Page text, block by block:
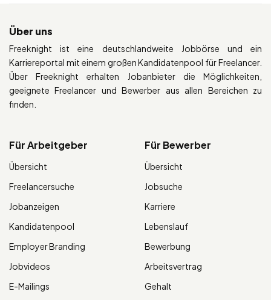
Über uns
Freeknight ist eine deutschlandweite Jobbörse und ein
Karriereportal mit einem großen Kandidatenpool für Freelancer.
Über Freeknight erhalten Jobanbieter die Möglichkeiten,
geeignete Freelancer und Bewerber aus allen Bereichen zu
finden.
Für Arbeitgeber
Übersicht
Freelancersuche
Jobanzeigen
Kandidatenpool
Employer Branding
Jobvideos
E-Mailings
Für Bewerber
Übersicht
Jobsuche
Karriere
Lebenslauf
Bewerbung
Arbeitsvertrag
Gehalt